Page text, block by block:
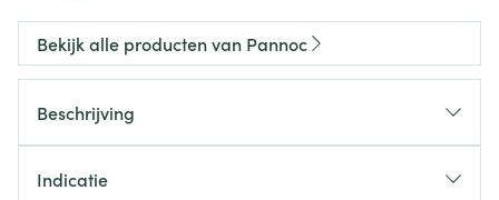
Bekijk alle producten van Pannoc
Beschrijving
Indicatie